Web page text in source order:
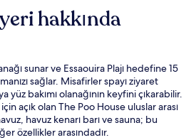
hakkında
sunar ve Essaouira Plajı hedefine 15
sağlar. Misafirler spayı ziyaret
yüz bakımı olanağının keyfini çıkarabilir.
açık olan The Poo House uluslar arası
havuz kenarı barı ve sauna; bu
özellikler arasındadır.